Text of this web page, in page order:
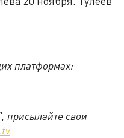
платформах:
присылайте свои